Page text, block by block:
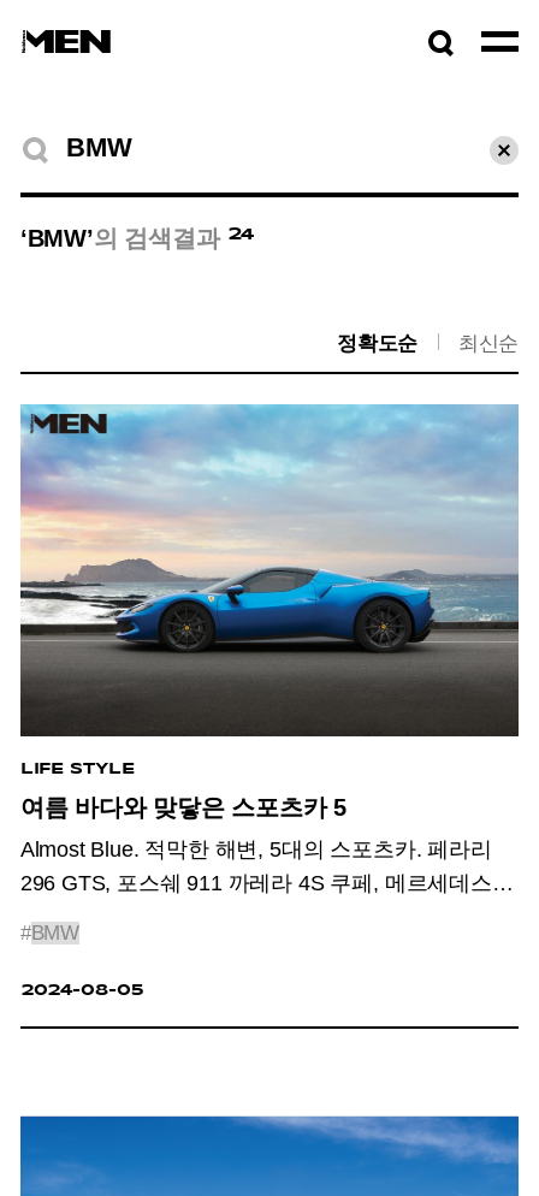
검색결과
초기
‘BMW’의 검색결과 24
정확도순 최신순
LIFE STYLE
여름 바다와 맞닿은 스포츠카 5
Almost Blue. 적막한 해변, 5대의 스포츠카. 페라리
296 GTS, 포스쉐 911 까레라 4S 쿠페, 메르세데스-
벤츠 CLE 200 쿠페,
스파이더.
#BMW
2024-08-05